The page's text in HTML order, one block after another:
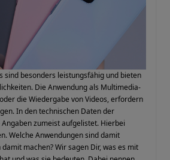
sind besonders leistungsfähig und bieten
Die Anwendung als Multimedia-
die Wiedergabe von Videos, erfordern
In den technischen Daten der
zumeist aufgelistet. Hierbei
Welche Anwendungen sind damit
damit machen? Wir sagen Dir, was es mit